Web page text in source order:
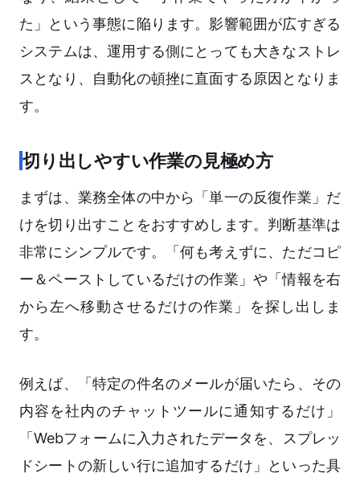
た」という事態に陥ります。影響範囲が広すぎる
システムは、運用する側にとっても大きなストレ
スとなり、自動化の頓挫に直面する原因となりま
す。
切り出しやすい作業の見極め方
まずは、業務全体の中から「単一の反復作業」だ
けを切り出すことをおすすめします。判断基準は
非常にシンプルです。「何も考えずに、ただコピ
ー＆ペーストしているだけの作業」や「情報を右
から左へ移動させるだけの作業」を探し出しま
す。
例えば、「特定の件名のメールが届いたら、その
内容を社内のチャットツールに通知するだけ」
「Webフォームに入力されたデータを、スプレッ
ドシートの新しい行に追加するだけ」といった具